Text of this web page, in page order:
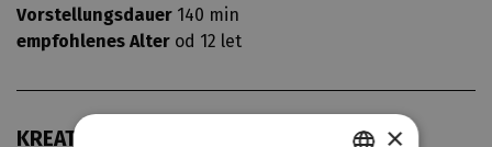
Vorstellungsdauer 140 min
empfohlenes Alter od 12 let
KREATIV ×